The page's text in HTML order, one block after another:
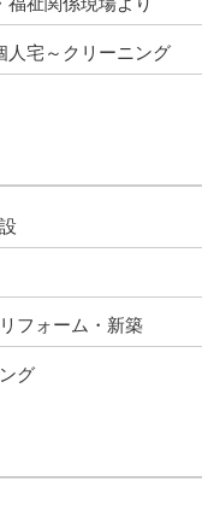
宅～クリーニング
フォーム・新築
グ